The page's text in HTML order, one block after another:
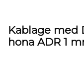
Kablage med
hona ADR 1